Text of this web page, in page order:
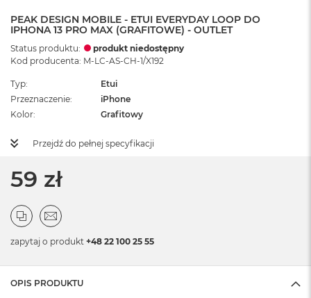
PEAK DESIGN MOBILE - ETUI EVERYDAY LOOP DO
IPHONA 13 PRO MAX (GRAFITOWE) - OUTLET
Status produktu:
produkt niedostępny
Kod producenta: M-LC-AS-CH-1/X192
Typ
Etui
Przeznaczenie
iPhone
Kolor
Grafitowy
Przejdź do pełnej specyfikacji
59 zł
zapytaj o produkt +48 22 100 25 55
OPIS PRODUKTU